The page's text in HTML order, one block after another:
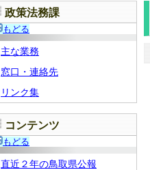
政策法務課
もどる
主な業務
窓口・連絡先
リンク集
コンテンツ
もどる
直近２年の鳥取県公報